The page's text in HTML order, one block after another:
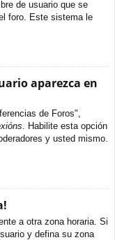
de usuario que se
foro. Este sistema le
aparezca en
de Foros",
. Habilite esta opción
y usted mismo.
a otra zona horaria. Si
y defina su zona